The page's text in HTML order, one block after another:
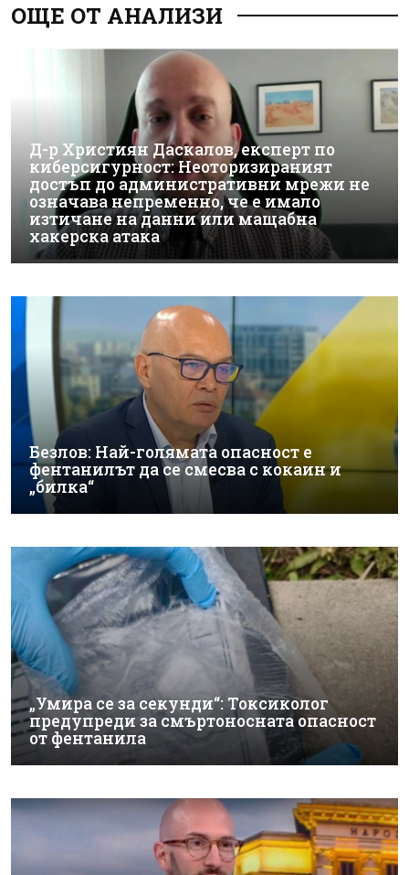
ОЩЕ ОТ АНАЛИЗИ
Д-р Християн Даскалов, експерт по
киберсигурност: Неоторизираният
достъп до административни мрежи не
означава непременно, че е имало
изтичане на данни или мащабна
хакерска атака
Безлов: Най-голямата опасност е
фентанилът да се смесва с кокаин и
„билка“
„Умира се за секунди“: Токсиколог
предупреди за смъртоносната опасност
от фентанила